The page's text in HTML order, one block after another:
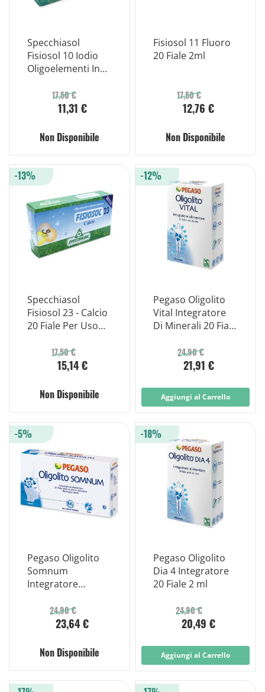
Specchiasol
Fisiosol 10 Iodio
Oligoelementi In
Acquosa 20 Fiale
17,50 €
11,31 €
Non Disponibile
Fisiosol 11 Fluoro
20 Fiale 2ml
17,50 €
12,76 €
Non Disponibile
Specchiasol
Fisiosol 23 - Calcio
20 Fiale Per Uso
17,50 €
15,14 €
-13%
Non Disponibile
Pegaso Oligolito
Vital Integratore
Di Minerali 20 Fiale
24,90 €
21,91 €
-12%
Aggiungi al Carrello
Pegaso Oligolito
Somnum
Integratore
Flaconcini 2ml
24,90 €
23,64 €
-5%
Non Disponibile
Pegaso Oligolito
Dia 4 Integratore
20 Fiale 2 ml
24,90 €
20,49 €
-18%
Aggiungi al Carrello